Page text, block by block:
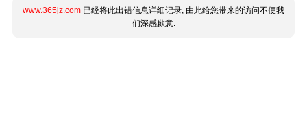
www.365jz.com 已经将此出错信息详细记录, 由此给您带来的访问不便我
们深感歉意.